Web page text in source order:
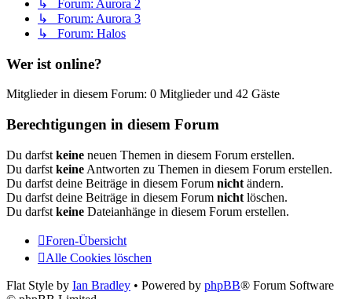
↳ Forum: Aurora 2
↳ Forum: Aurora 3
↳ Forum: Halos
Wer ist online?
Mitglieder in diesem Forum: 0 Mitglieder und 42 Gäste
Berechtigungen in diesem Forum
Du darfst keine neuen Themen in diesem Forum erstellen.
Du darfst keine Antworten zu Themen in diesem Forum erstellen.
Du darfst deine Beiträge in diesem Forum nicht ändern.
Du darfst deine Beiträge in diesem Forum nicht löschen.
Du darfst keine Dateianhänge in diesem Forum erstellen.
Foren-Übersicht
Alle Cookies löschen
Flat Style by Ian Bradley • Powered by phpBB® Forum Software